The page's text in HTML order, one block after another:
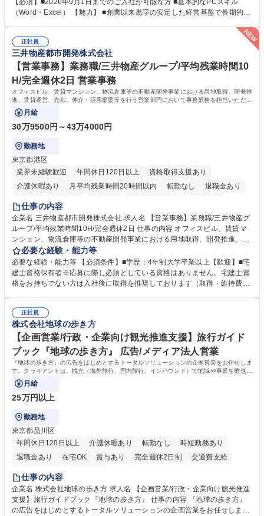
話・来客対応 ■物件の鍵や社内の備品管理 ■データ入力や書類作成 ■契約
【必須】■2026年9月1日までのご入社が可能な方 ■基本的なPCスキル
（Word・Excel） 【魅力】 ■創業以来黒字の安定した経営基盤で長期的に
両立が可能 ■有給取得を積極的に推奨、年間10日程度の取得実績 ■1ヶ月
のOJTで業務を習得可能、未経験でもしっかりサポート 学歴・資格 学
歴：大学院 大学 高専 短大 語学力： 資格：
正社員
三井物産都市開発株式会社
【営業事務】業務職/三井物産グループ/平均残業時間10
H/完全週休2日 営業事務
オフィスビル、賃貸マンション、物流倉庫等の不動産開発事業における用地取得、開発推
進、賃貸運営、売却、仲介・活用提案等を行う営業部門において事務業務を担当いただき
ます。
月給
30万9500円～43万4000円
勤務地
東京都港区
業界未経験歓迎
年間休日120日以上
資格取得支援あり
介護休暇あり
月平均残業時間20時間以内 転勤なし
退職金あり
在宅OK
賞与あり
駅近5分以内
土日祝休み 寮・社宅あり
仕事の内容
企業名 三井物産都市開発株式会社 求人名 【営業事務】業務職/三井物産グ
ループ/平均残業時間10H/完全週休2日 仕事の内容 オフィスビル、賃貸マ
ンション、物流倉庫等の不動産開発事業における用地取得、開発推進、賃
貸運営、売却、仲介・活用提案等を行う営業部門において事務業務を担当
いただきます。 【詳細】・契約書管理、契約書製本、捺印対応、ファイリ
ング、登記簿取得、調書取得・支払業務（各種費用支払、支払管理、請
求・支払データ登録、取引先マスター申請対応）・予算作成及び予実管
の他に担当頂く業務が発生する場合があります。 募集職種 【営業事務】
業務職/三井物産グループ/平均残業時間10H/完全週休2日
必要な経験・能力等
必要な経験・能力等 【必須条件】■学歴：4年制大学卒業以上【歓迎】■宅
建士資格保有者※応募に際し必須としている資格はありません。宅建士資
格をお持ちでない方は入社後に取得を推奨しております（取得・維持費用
ション力がある方。 ・チャレンジを厭わず、粘り強く業務に取り組める
方。多様な関係者と謙虚に信頼関係を構築でき、期限を意識したスケジュ
ール管理が出来る方。※将来的に他部署（営業部門、コーポレート部門）
へのジョブローテーションの可能性があります。 学歴・資格 学歴：大学
院 大学 語学力： 資格：宅地建物取引士
正社員
株式会社地球の歩き方
【企画営業/行政・企業向け観光推進支援】旅行ガイド
ブック『地球の歩き方』 広告/メディア法人営業
『地球の歩き方』の広告をはじめとするトータルソリューションの企画営業をお任せしま
す。クライアントは、観光（海外旅行、国内旅行、インバウンド）で地域や事業を推進し
たい国内外の行政や企業です。
月給
25万円以上
勤務地
東京都品川区
年間休日120日以上
介護休暇あり 転勤なし
時短勤務あり
退職金あり
在宅OK 賞与あり 完全週休2日制
交通費支給
駅近5分以内
仕事の内容
企業名 株式会社地球の歩き方 求人名 【企画営業/行政・企業向け観光推進
支援】旅行ガイドブック『地球の歩き方』 仕事の内容 『地球の歩き方』
の広告をはじめとするトータルソリューションの企画営業をお任せしま